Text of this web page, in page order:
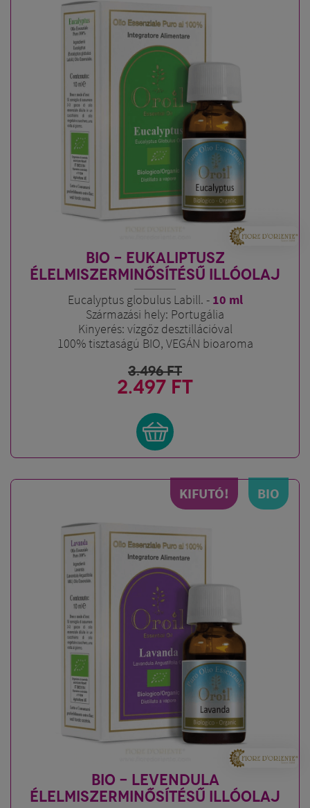
BIO - EUKALIPTUSZ
ÉLELMISZERMINŐSÍTÉSŰ ILLÓOLAJ
Eucalyptus globulus Labill. - 10 ml
Származási hely: Portugália
Kinyerés: vízgőz desztillációval
100% tisztaságú BIO, VEGÁN bioaroma
3.496FT
2.497 FT
KIFUTÓ! BIO
BIO - LEVENDULA
ÉLELMISZERMINŐSÍTÉSŰ ILLÓOLAJ